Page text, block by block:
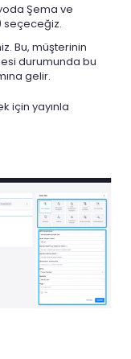
Şema ve
seçeceğiz.
Bu, müşterinin
durumunda bu
gelir.
için yayınla